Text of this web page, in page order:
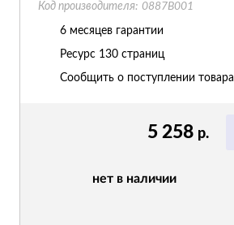
5 258 р.
нет в наличии
Код производителя: 0887B001
6 месяцев гарантии
Ресурс 130 страниц
Сообщить о поступлении товара